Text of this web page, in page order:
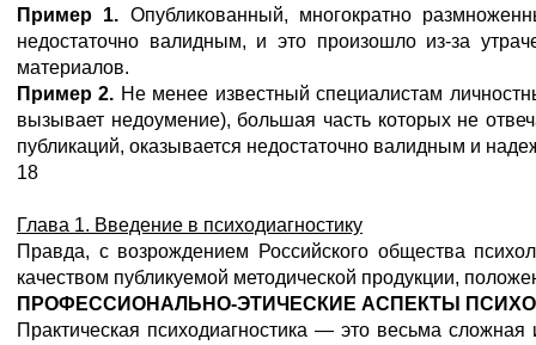
Пример 1. Опубликованный, многократно
недостаточно валидным, и это произошло из-за
материалов.
Пример 2. Не менее известный специалистам
вызывает недоумение), большая часть которых не
публикаций, оказывается недостаточно валидным и
18
Глава 1. Введение в психодиагностику
Правда, с возрождением Российского общества
качеством публикуемой методической продукции,
ПРОФЕССИОНАЛЬНО-ЭТИЧЕСКИЕ АСПЕКТЫ
Практическая психодиагностика — это весьма